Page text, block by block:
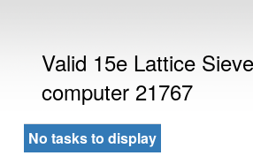
Valid 15e Lattice
computer 21767
No tasks to display